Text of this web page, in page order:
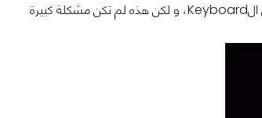
و بالرغم مما قدمه Windows الا انه لاقى الكثير من الانتقادات بسبب اعتماده بشكل كبير على الفأرة بدلا من الKeyboard، و لكن هذه لم تكن مشكلة كبيرة